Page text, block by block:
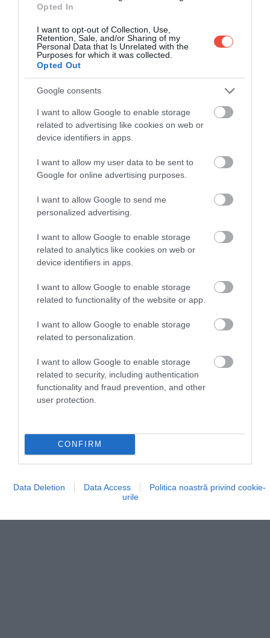
Opted In
I want to opt-out of Collection, Use,
Retention, Sale, and/or Sharing of my
Personal Data that Is Unrelated with the
Purposes for which it was collected.
Opted Out
Google consents
I want to allow Google to enable storage
related to advertising like cookies on web or
device identifiers in apps.
I want to allow my user data to be sent to
Google for online advertising purposes.
I want to allow Google to send me
personalized advertising.
I want to allow Google to enable storage
related to analytics like cookies on web or
device identifiers in apps.
I want to allow Google to enable storage
related to functionality of the website or app.
I want to allow Google to enable storage
related to personalization.
I want to allow Google to enable storage
related to security, including authentication
functionality and fraud prevention, and other
user protection.
CONFIRM
Data Deletion Data Access
Politica noastră privind cookie-
urile
opus celui urmărit prin baie.
calcificărilor sau al uzurii cartilajelor, unde
temperaturile foarte ridicate nu sunt indicate. În
asemenea situații, mișcarea este foarte importantă,
iar ea se poate face mai ușor în bazine cu apă mai
puțin caldă. Pentru anumite probleme ale oaselor,
articulațiilor sau mușchilor, bazinele cu apă termală
destinate înotului, cu temperaturi de 28–30 de
grade Celsius, pot fi foarte folositoare. Ele îmbină
efectul apei de tratament cu mișcarea blândă a
articulațiilor, iar această temperatură este potrivită și
pentru înot.
Din păcate, astfel de bazine nu se
găsesc în multe locuri.În România, exemple
cunoscute sunt Băile Felix
afecțiuni ale aparatului locomotor,Băile Herculane
stațiune renumită pentru apele termale cloruro-
sodice, bicarbonatate și sulfuroase, dar și
unde procedurile balneare încep, de regulă, cu o
consultație medicală.
La Techirghiol, tratamentul este legat mai
recuperare și în afecțiuni reumatismale,
neurologice sau dermatologice.